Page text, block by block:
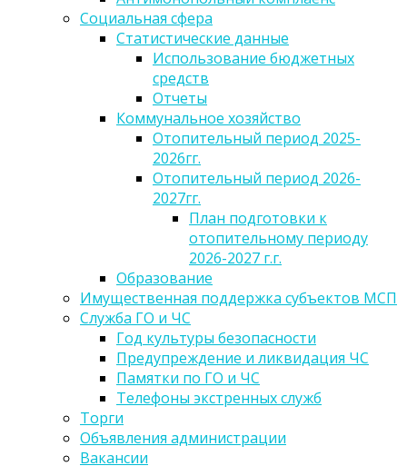
Социальная сфера
Статистические данные
Использование бюджетных
средств
Отчеты
Коммунальное хозяйство
Отопительный период 2025-
2026гг.
Отопительный период 2026-
2027гг.
План подготовки к
отопительному периоду
2026-2027 г.г.
Образование
Имущественная поддержка субъектов МСП
Служба ГО и ЧС
Год культуры безопасности
Предупреждение и ликвидация ЧС
Памятки по ГО и ЧС
Телефоны экстренных служб
Торги
Объявления администрации
Вакансии